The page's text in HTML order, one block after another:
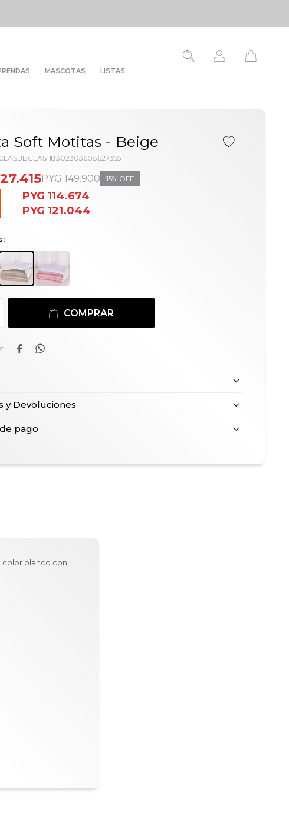
MASCOTAS LISTAS
Soft Motitas - Beige
PYG 149.900 15
PYG 114.674
PYG 121.044
COMPRAR
 
y Devoluciones
pago
color blanco con